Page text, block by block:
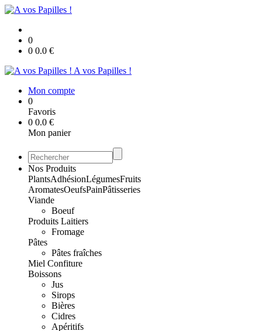
0
0 0.0 €
A vos Papilles !
Mon compte
0
Favoris
0 0.0 €
Mon panier
Nos Produits
PlantsAdhésionLégumesFruits
AromatesOeufsPainPâtisseries
Viande
Boeuf
Produits Laitiers
Fromage
Pâtes
Pâtes fraîches
Miel Confiture
Boissons
Jus
Sirops
Bières
Cidres
Apéritifs